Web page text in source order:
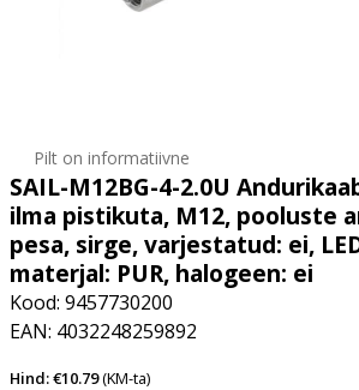
Pilt on informatiivne
SAIL-M12BG-4-2.0U
ilma pistikuta, M12, pooluste
pesa, sirge, varjestatud: ei,
materjal: PUR, halogeen: ei
Kood: 9457730200
EAN: 4032248259892
Hind: €10.79(KM-ta)